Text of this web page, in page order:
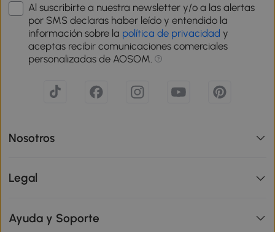
Al suscribirte a nuestra newsletter y/o a las alertas
por SMS declaras haber leído y entendido la
información sobre la política de privacidad y
aceptas recibir comunicaciones comerciales
personalizadas de AOSOM.
Nosotros
Legal
Ayuda y Soporte